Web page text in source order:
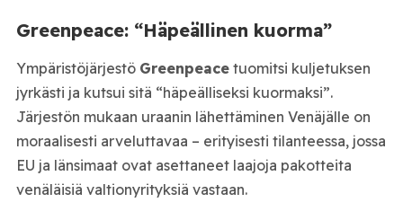
Greenpeace: “Häpeällinen kuorma”
Ympäristöjärjestö Greenpeacetuomitsi kuljetuksen
jyrkästi ja kutsui sitä “häpeälliseksi kuormaksi”.
Järjestön mukaan uraanin lähettäminen Venäjälle on
moraalisesti arveluttavaa – erityisesti tilanteessa, jossa
EU ja länsimaat ovat asettaneet laajoja pakotteita
venäläisiä valtionyrityksiä vastaan.